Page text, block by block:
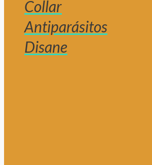
Collar
Antiparásitos
Disane